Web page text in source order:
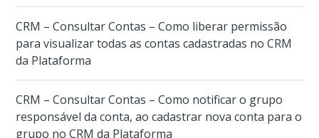
CRM – Consultar Contas – Como liberar permissão
para visualizar todas as contas cadastradas no CRM
da Plataforma
CRM – Consultar Contas – Como notificar o grupo
responsável da conta, ao cadastrar nova conta para o
grupo no CRM da Plataforma